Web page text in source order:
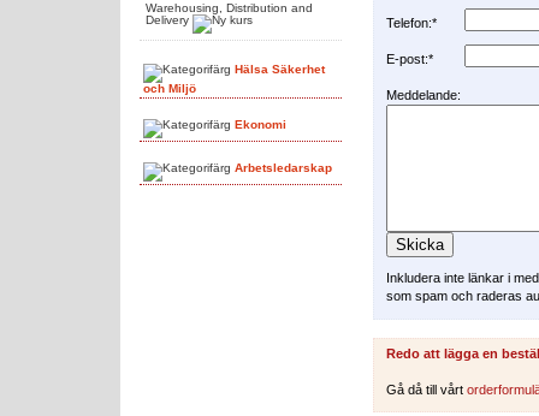
Warehousing, Distribution and
Delivery
Hälsa Säkerhet
och Miljö
Ekonomi
Arbetsledarskap
Telefon:*
E-post:*
Meddelande:
Inkludera inte länkar i
som spam och raderas
Redo att lägga en
Gå då till vårt